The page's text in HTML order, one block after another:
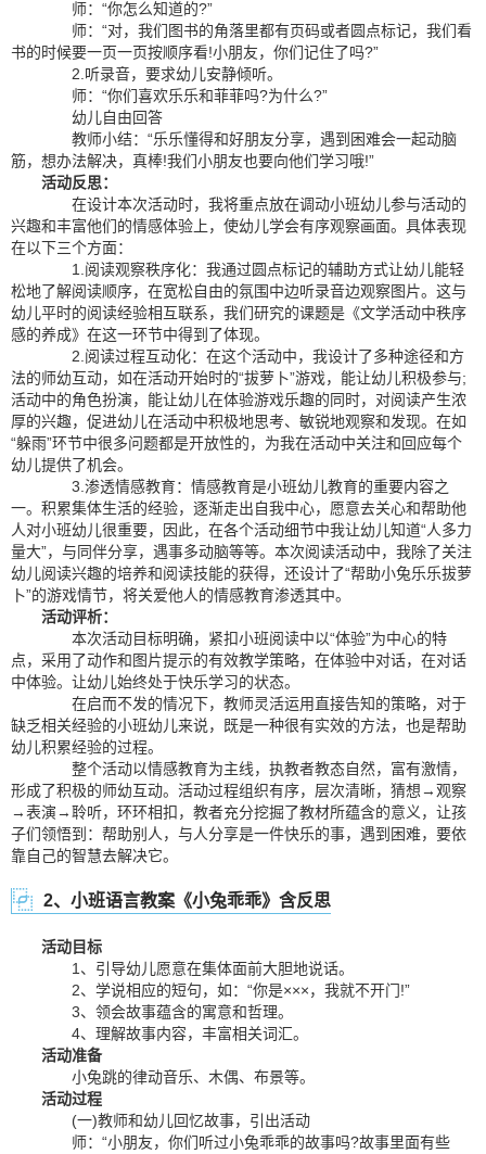
师：“你怎么知道的?”
师：“对，我们图书的角落里都有页码或者圆点标记，我们看
书的时候要一页一页按顺序看!小朋友，你们记住了吗?”
2.听录音，要求幼儿安静倾听。
师：“你们喜欢乐乐和菲菲吗?为什么?”
幼儿自由回答
教师小结：“乐乐懂得和好朋友分享，遇到困难会一起动脑
筋，想办法解决，真棒!我们小朋友也要向他们学习哦!”
活动反思：
在设计本次活动时，我将重点放在调动小班幼儿参与活动的
兴趣和丰富他们的情感体验上，使幼儿学会有序观察画面。具体表现
在以下三个方面：
1.阅读观察秩序化：我通过圆点标记的辅助方式让幼儿能轻
松地了解阅读顺序，在宽松自由的氛围中边听录音边观察图片。这与
幼儿平时的阅读经验相互联系，我们研究的课题是《文学活动中秩序
感的养成》在这一环节中得到了体现。
2.阅读过程互动化：在这个活动中，我设计了多种途径和方
法的师幼互动，如在活动开始时的“拔萝卜”游戏，能让幼儿积极参与;
活动中的角色扮演，能让幼儿在体验游戏乐趣的同时，对阅读产生浓
厚的兴趣，促进幼儿在活动中积极地思考、敏锐地观察和发现。在如
“躲雨”环节中很多问题都是开放性的，为我在活动中关注和回应每个
幼儿提供了机会。
3.渗透情感教育：情感教育是小班幼儿教育的重要内容之
一。积累集体生活的经验，逐渐走出自我中心，愿意去关心和帮助他
人对小班幼儿很重要，因此，在各个活动细节中我让幼儿知道“人多力
量大”，与同伴分享，遇事多动脑等等。本次阅读活动中，我除了关注
幼儿阅读兴趣的培养和阅读技能的获得，还设计了“帮助小兔乐乐拔萝
卜”的游戏情节，将关爱他人的情感教育渗透其中。
活动评析：
本次活动目标明确，紧扣小班阅读中以“体验”为中心的特
点，采用了动作和图片提示的有效教学策略，在体验中对话，在对话
中体验。让幼儿始终处于快乐学习的状态。
在启而不发的情况下，教师灵活运用直接告知的策略，对于
缺乏相关经验的小班幼儿来说，既是一种很有实效的方法，也是帮助
幼儿积累经验的过程。
整个活动以情感教育为主线，执教者教态自然，富有激情，
形成了积极的师幼互动。活动过程组织有序，层次清晰，猜想→观察
→表演→聆听，环环相扣，教者充分挖掘了教材所蕴含的意义，让孩
子们领悟到：帮助别人，与人分享是一件快乐的事，遇到困难，要依
靠自己的智慧去解决它。
2、小班语言教案《小兔乖乖》含反思
活动目标
1、引导幼儿愿意在集体面前大胆地说话。
2、学说相应的短句，如：“你是×××，我就不开门!”
3、领会故事蕴含的寓意和哲理。
4、理解故事内容，丰富相关词汇。
活动准备
小兔跳的律动音乐、木偶、布景等。
活动过程
(一)教师和幼儿回忆故事，引出活动
师：“小朋友，你们听过小兔乖乖的故事吗?故事里面有些